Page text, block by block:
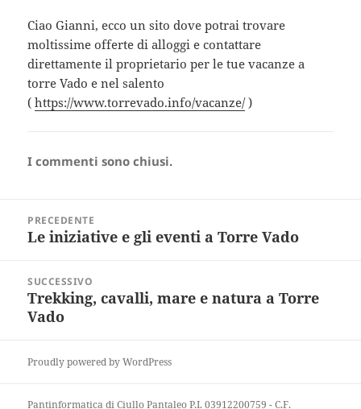
Ciao Gianni, ecco un sito dove potrai trovare
moltissime offerte di alloggi e contattare
direttamente il proprietario per le tue vacanze a
torre Vado e nel salento
(https://www.torrevado.info/vacanze/)
I commenti sono chiusi.
articoliPRECEDENTE
Articolo
Le iniziative e gli eventi a Torre Vado
SUCCESSIVO
Articolo
successivo:
Trekking, cavalli, mare e natura a Torre
Vado
Proudly powered by WordPress
Pantinformatica di Ciullo Pantaleo P.I. 03912200759 - C.F.